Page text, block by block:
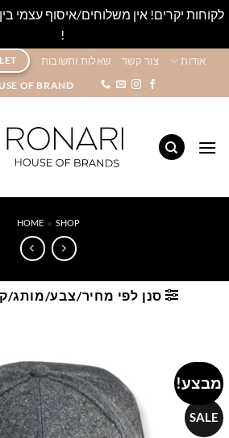
!
content
אודות צור קשר שאלות ותשובות
OF BRAND
HOME » SHOP
סנן לפי מחיר/צבע/מותג/
מבצע!
SALE